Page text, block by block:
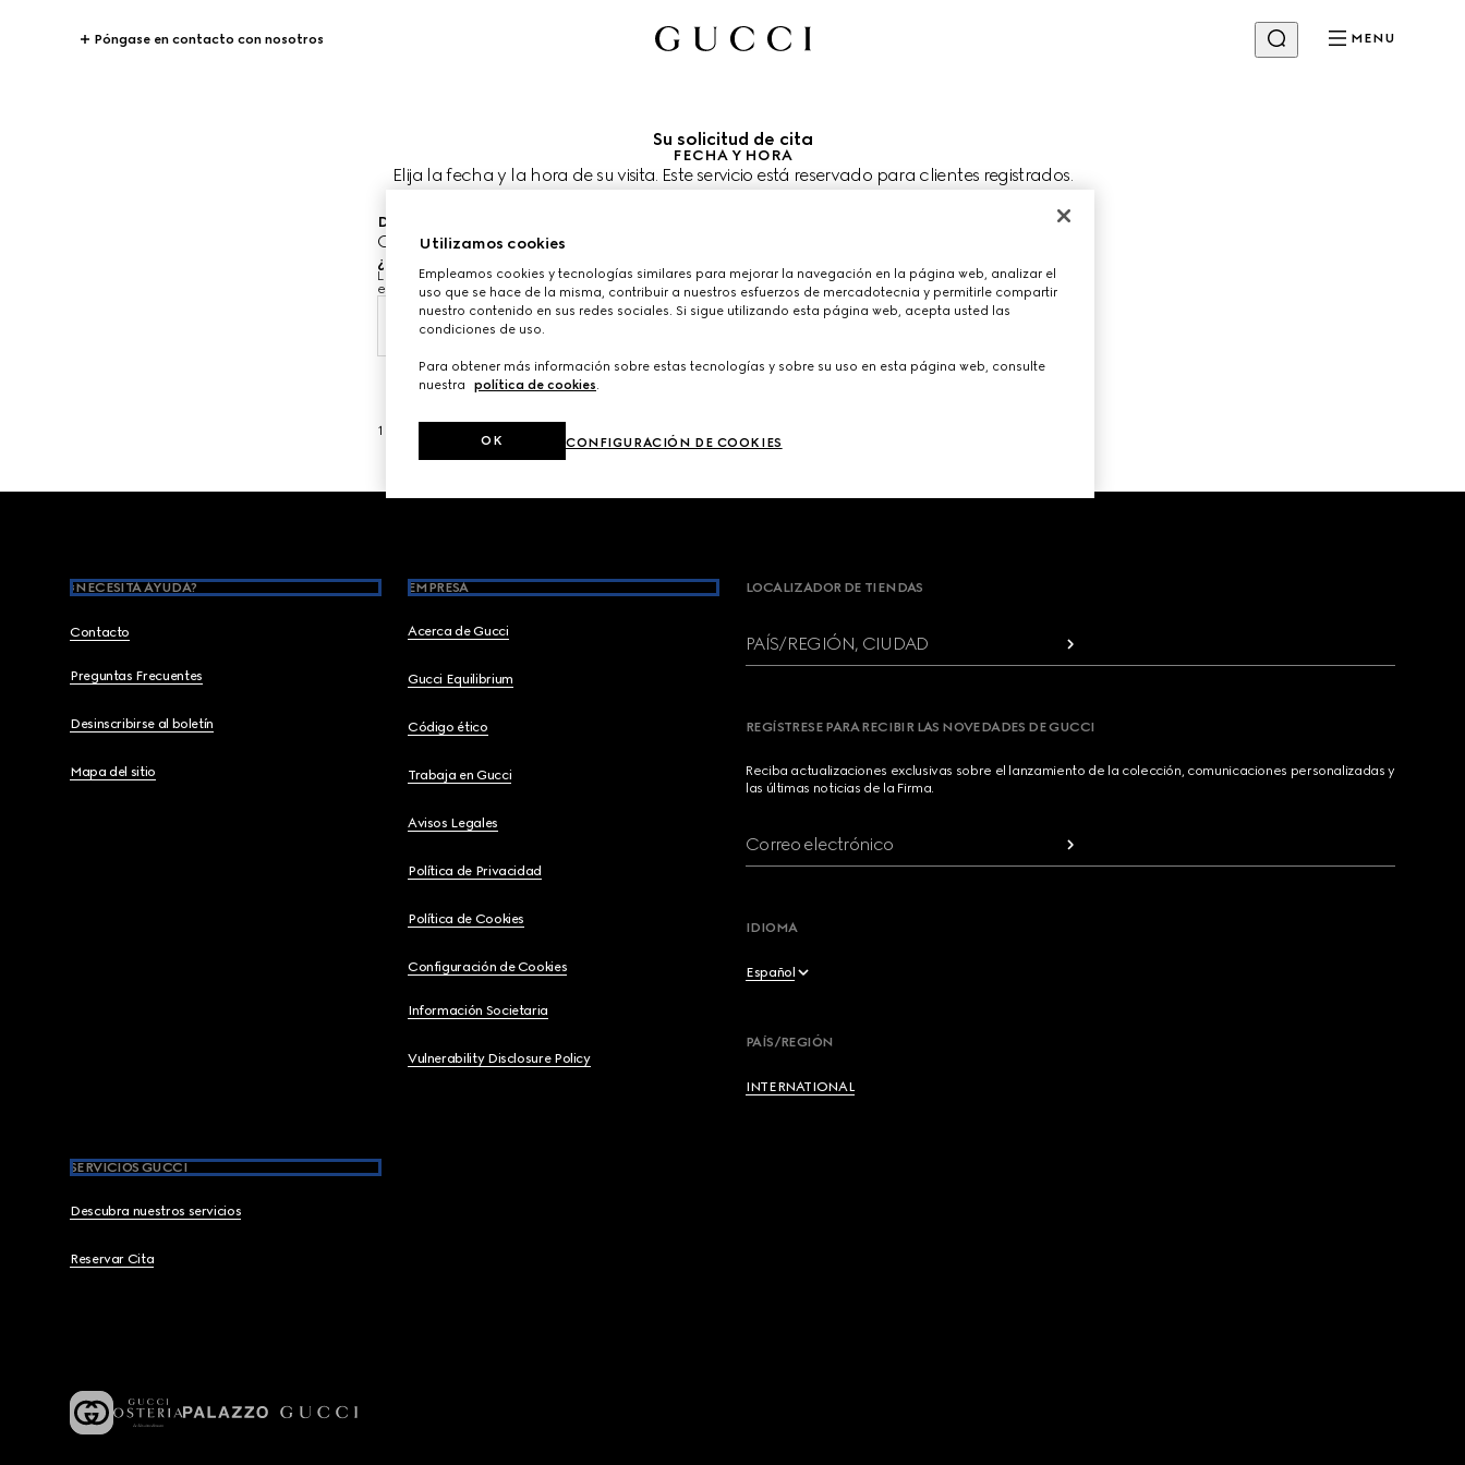
Póngase en contacto con nosotros MENU
Su solicitud de cita
FECHA Y HORA
Elija la fecha y la hora de su visita. Este servicio está reservado para clientes registrados.
Donde le gustaria visitarnos?
Gucci London Heathrow Airport T2
¿Cuándo le gustaría agendar su cita?
Las fechas y horas se muestran en la hora local de la tienda (BST) y están sujetas a la confirmación del
equipo de asesoría de clientes.
8 ago. 2026
1
Footer
¿NECESITA AYUDA?
Contacto
Preguntas Frecuentes
Desinscribirse al boletín
Mapa del sitio
EMPRESA
Acerca de Gucci
Gucci Equilibrium
Código ético
Trabaja en Gucci
Avisos Legales
Política de Privacidad
Política de Cookies
Configuración de Cookies
Información Societaria
Vulnerability Disclosure Policy
SERVICIOS GUCCI
Descubra nuestros servicios
Reservar Cita
LOCALIZADOR DE TIENDAS
PAÍS/REGIÓN, CIUDAD
REGÍSTRESE PARA RECIBIR LAS NOVEDADES DE GUCCI
Reciba actualizaciones exclusivas sobre el lanzamiento de la colección, comunicaciones personalizadas y
las últimas noticias de la Firma.
Correo electrónico
IDIOMA
Español
Français
PAÍS/REGIÓN
INTERNATIONAL
Utilizamos cookies
Empleamos cookies y tecnologías similares para mejorar la navegación en la página web, analizar el
uso que se hace de la misma, contribuir a nuestros esfuerzos de mercadotecnia y permitirle compartir
nuestro contenido en sus redes sociales. Si sigue utilizando esta página web, acepta usted las
condiciones de uso.
Para obtener más información sobre estas tecnologías y sobre su uso en esta página web, consulte
nuestra
política de cookies.
CONFIGURACIÓN DE COOKIES
OK